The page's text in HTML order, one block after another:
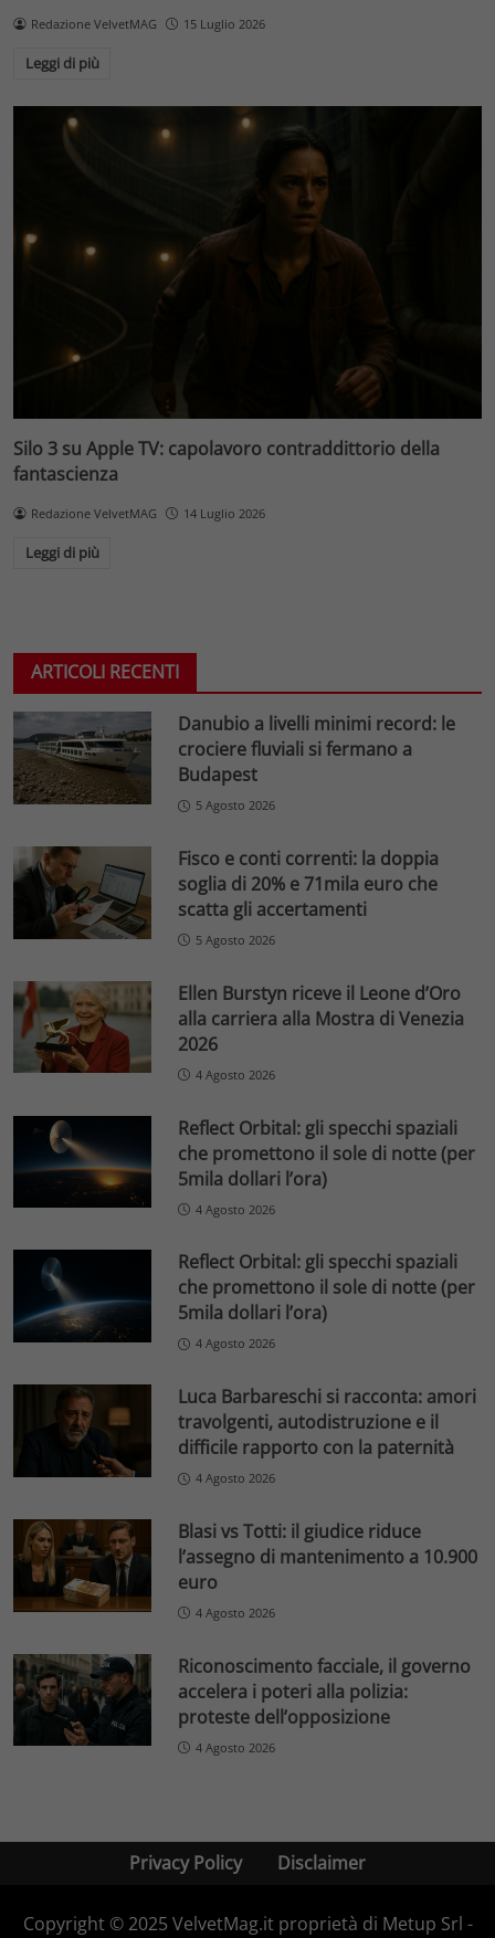
Redazione VelvetMAG 15 Luglio 2026
Leggi di più
Silo 3 su Apple TV: capolavoro contraddittorio della
fantascienza
Redazione VelvetMAG 14 Luglio 2026
Leggi di più
ARTICOLI RECENTI
Danubio a livelli minimi record: le
crociere fluviali si fermano a
Budapest
5 Agosto 2026
Fisco e conti correnti: la doppia
soglia di 20% e 71mila euro che
scatta gli accertamenti
5 Agosto 2026
Ellen Burstyn riceve il Leone d’Oro
alla carriera alla Mostra di Venezia
2026
4 Agosto 2026
Reflect Orbital: gli specchi spaziali
che promettono il sole di notte (per
5mila dollari l’ora)
4 Agosto 2026
Reflect Orbital: gli specchi spaziali
che promettono il sole di notte (per
5mila dollari l’ora)
4 Agosto 2026
Luca Barbareschi si racconta: amori
travolgenti, autodistruzione e il
difficile rapporto con la paternità
4 Agosto 2026
Blasi vs Totti: il giudice riduce
l’assegno di mantenimento a 10.900
euro
4 Agosto 2026
Riconoscimento facciale, il governo
accelera i poteri alla polizia:
proteste dell’opposizione
4 Agosto 2026
Privacy Policy Disclaimer
Copyright © 2025 VelvetMag.it proprietà di Metup Srl -